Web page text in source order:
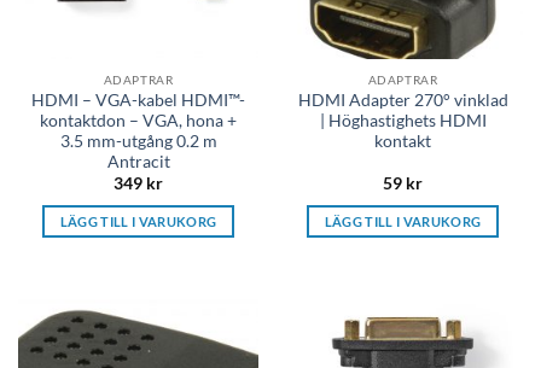
ADAPTRAR
HDMI – VGA-kabel HDMI™-
kontaktdon – VGA, hona +
3.5 mm-utgång 0.2 m
Antracit
349 kr
LÄGG TILL I VARUKORG
ADAPTRAR
HDMI Adapter 270° vinklad
| Höghastighets HDMI
kontakt
59 kr
LÄGG TILL I VARUKORG